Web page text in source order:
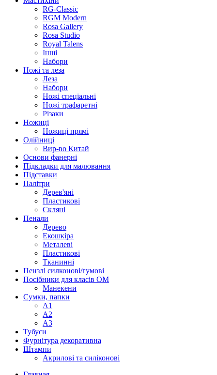
RG-Classic
RGM Modern
Rosa Gallery
Rosa Studio
Royal Talens
Інші
Набори
Ножі та леза
Леза
Набори
Ножі спеціальні
Ножі трафаретні
Різаки
Ножиці
Ножиці прямі
Олійниці
Вир-во Китай
Основи фанерні
Підкладки для малювання
Підставки
Палітри
Дерев'яні
Пластикові
Скляні
Пенали
Дерево
Екошкіра
Металеві
Пластикові
Тканинні
Пензлі силконові/гумові
Посібники для класів ОМ
Манекени
Сумки, папки
А1
А2
А3
Тубуси
Фурнітура декоративна
Штампи
Акрилові та силіконові